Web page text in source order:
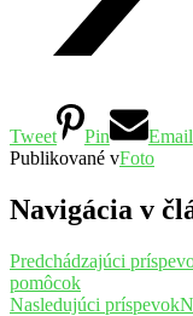
Tweet Pin
Email
Publikované vFoto
Navigácia v
Predchádzajúci
pomôcok
Nasledujúci príspevok